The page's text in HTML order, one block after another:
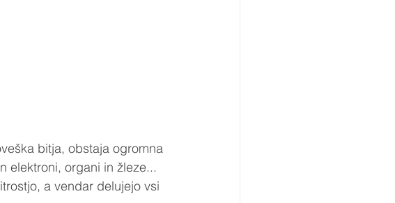
bitja, obstaja ogromna
elektroni, organi in žleze...
a vendar delujejo vsi